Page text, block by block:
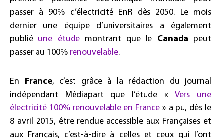
passer à 90% d’électricité EnR dès 2050. Le mois
dernier une équipe d’universitaires a également
publié une étudemontrant que le Canada peut
passer au 100% renouvelable.
En France, c’est grâce à la rédaction du journal
indépendant Médiapart que l’étude « Vers une
électricité 100% renouvelable en France » a pu, dès le
8 avril 2015, être rendue accessible aux Françaises et
aux Français, c’est-à-dire à celles et ceux qui l’ont